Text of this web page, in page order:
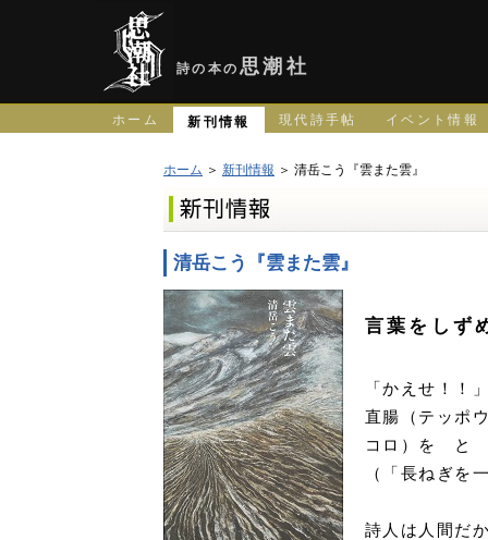
詩の本の 思潮社
ホーム 新刊情報 現代詩手帖 イベント情報
ホーム ＞ 新刊情報 ＞ 清岳こう『雲また雲』
清岳こう『雲また雲』
言葉をしず
「かえせ！！
直腸（テッポ
コロ）を と
（「長ねぎを
詩人は人間だ